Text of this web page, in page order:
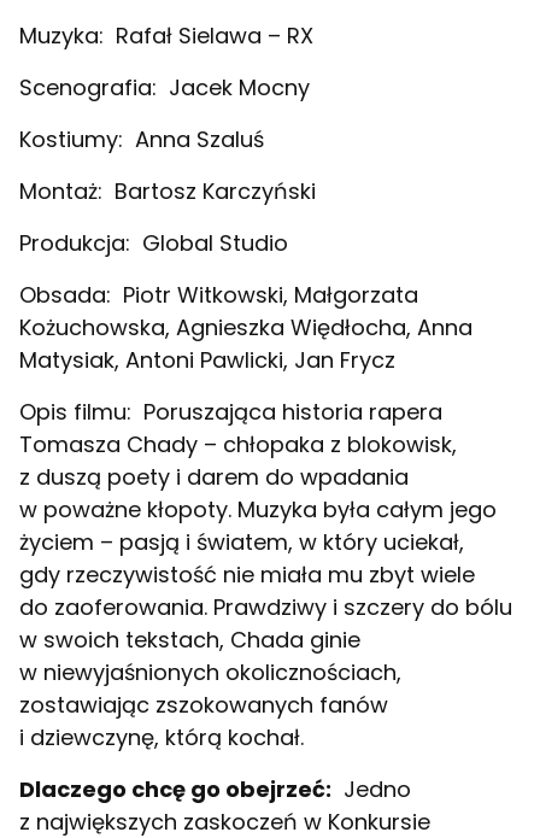
Muzyka: Rafał Sielawa – RX
Scenografia: Jacek Mocny
Kostiumy: Anna Szaluś
Montaż: Bartosz Karczyński
Produkcja: Global Studio
Obsada: Piotr Witkowski, Małgorzata
Kożuchowska, Agnieszka Więdłocha, Anna
Matysiak, Antoni Pawlicki, Jan Frycz
Opis filmu: Poruszająca historia rapera
Tomasza Chady – chłopaka z blokowisk,
z duszą poety i darem do wpadania
w poważne kłopoty. Muzyka była całym jego
życiem – pasją i światem, w który uciekał,
gdy rzeczywistość nie miała mu zbyt wiele
do zaoferowania. Prawdziwy i szczery do bólu
w swoich tekstach, Chada ginie
w niewyjaśnionych okolicznościach,
zostawiając zszokowanych fanów
i dziewczynę, którą kochał.
Dlaczego chcę go obejrzeć: Jedno
z największych zaskoczeń w Konkursie